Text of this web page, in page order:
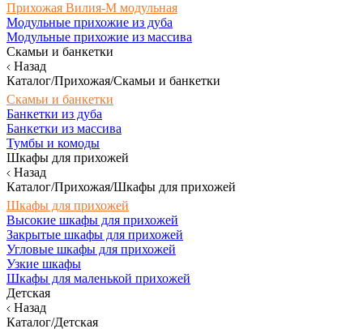
Прихожая Вилия-М модульная
Модульные прихожие из дуба
Модульные прихожие из массива
Скамьи и банкетки
Назад
Каталог/Прихожая/Скамьи и банкетки
Скамьи и банкетки
Банкетки из дуба
Банкетки из массива
Тумбы и комоды
Шкафы для прихожей
Назад
Каталог/Прихожая/Шкафы для прихожей
Шкафы для прихожей
Высокие шкафы для прихожей
Закрытые шкафы для прихожей
Угловые шкафы для прихожей
Узкие шкафы
Шкафы для маленькой прихожей
Детская
Назад
Каталог/Детская